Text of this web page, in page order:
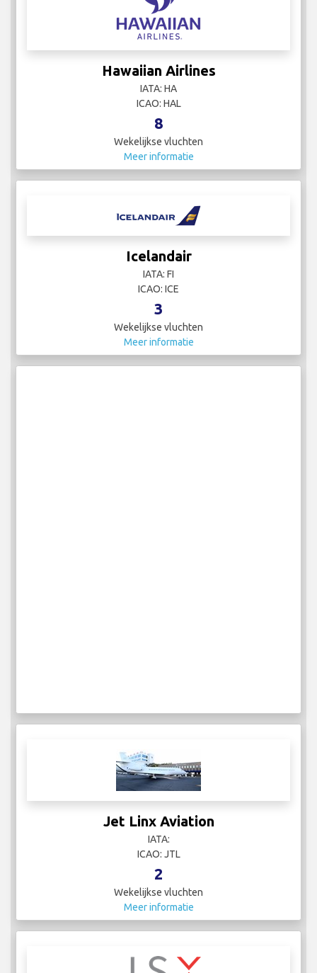
Hawaiian Airlines
IATA: HA
ICAO: HAL
8
Wekelijkse vluchten
Meer informatie
Icelandair
IATA: FI
ICAO: ICE
3
Wekelijkse vluchten
Meer informatie
Jet Linx Aviation
IATA:
ICAO: JTL
2
Wekelijkse vluchten
Meer informatie